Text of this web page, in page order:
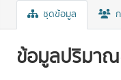
ชุดข้อมูล
ข้อมูลปริมา